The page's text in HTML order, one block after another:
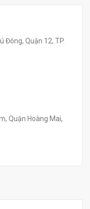
Đông, Quận 12, TP.
Quận Hoàng Mai,